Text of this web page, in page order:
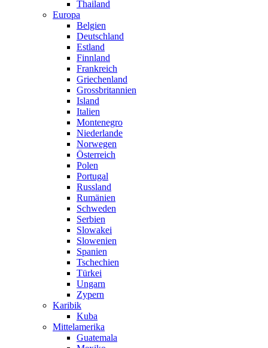
Thailand
Europa
Belgien
Deutschland
Estland
Finnland
Frankreich
Griechenland
Grossbritannien
Island
Italien
Montenegro
Niederlande
Norwegen
Österreich
Polen
Portugal
Russland
Rumänien
Schweden
Serbien
Slowakei
Slowenien
Spanien
Tschechien
Türkei
Ungarn
Zypern
Karibik
Kuba
Mittelamerika
Guatemala